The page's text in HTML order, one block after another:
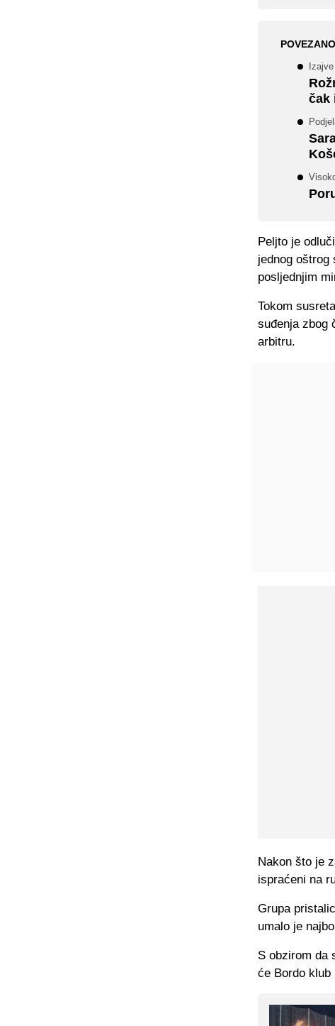
POVEZANO
čak
Peljto je
jednog oštrog
posljednjim
Tokom
suđenja zbog
arbitru.
Nakon što je
ispraćeni na
Grupa
umalo je
S obzirom da
će Bordo